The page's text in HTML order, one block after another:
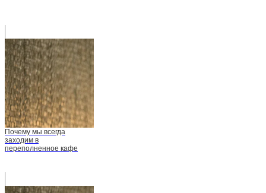
Почему мы всегда
заходим в
переполненное кафе